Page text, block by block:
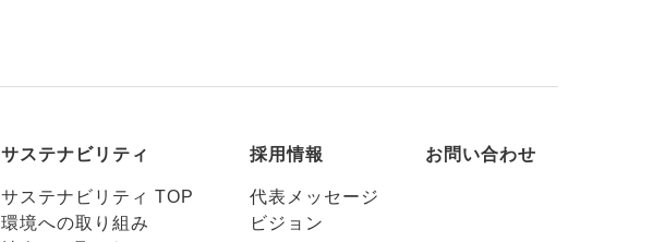
サステナビリティ
サステナビリティ TOP
環境への取り組み
採用情報
代表メッセージ
ビジョン
お問い合わせ